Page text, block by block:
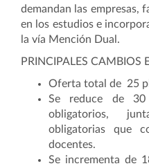
demandan las empresas,
en los estudios e
la vía Mención Dual.
PRINCIPALES CAMBIOS
Oferta total de 25
Se reduce de
obligatorios,
obligatorias que
docentes.
Se incrementa de